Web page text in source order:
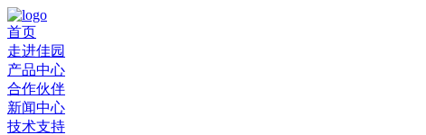
首页
走进佳园
产品中心
合作伙伴
新闻中心
技术支持